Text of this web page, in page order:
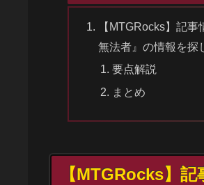
【MTGRocks】記
無法者』の情報を探
要点解説
まとめ
【MTGRocks】